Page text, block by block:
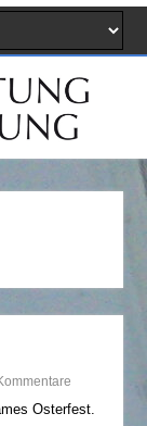
Osterfest.